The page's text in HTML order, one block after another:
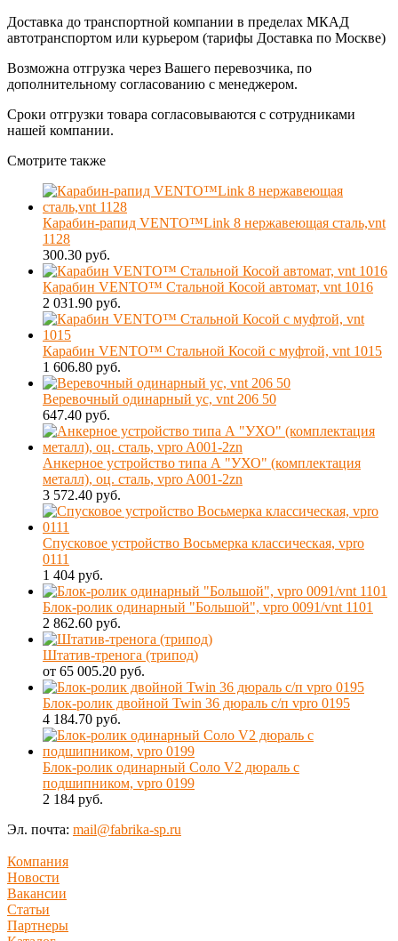
Доставка до транспортной компании в пределах МКАД
автотранспортом или курьером (тарифы Доставка по Москве)
Возможна отгрузка через Вашего перевозчика, по
дополнительному согласованию с менеджером.
Сроки отгрузки товара согласовываются с сотрудниками
нашей компании.
Смотрите также
Карабин-рапид VENTO™Link 8 нержавеющая сталь,vnt
1128
300.30 руб.
Карабин VENTO™ Стальной Косой автомат, vnt 1016
2 031.90 руб.
Карабин VENTO™ Стальной Косой с муфтой, vnt 1015
1 606.80 руб.
Веревочный одинарный ус, vnt 206 50
647.40 руб.
Анкерное устройство типа А "УХО" (комплектация
металл), оц. сталь, vpro A001-2zn
3 572.40 руб.
Спусковое устройство Восьмерка классическая, vpro
0111
1 404 руб.
Блок-ролик одинарный "Большой", vpro 0091/vnt 1101
2 862.60 руб.
Штатив-тренога (трипод)
от 65 005.20 руб.
Блок-ролик двойной Twin 36 дюраль с/п vpro 0195
4 184.70 руб.
Блок-ролик одинарный Соло V2 дюраль с
подшипником, vpro 0199
2 184 руб.
Эл. почта: mail@fabrika-sp.ru
Компания
Новости
Вакансии
Статьи
Партнеры